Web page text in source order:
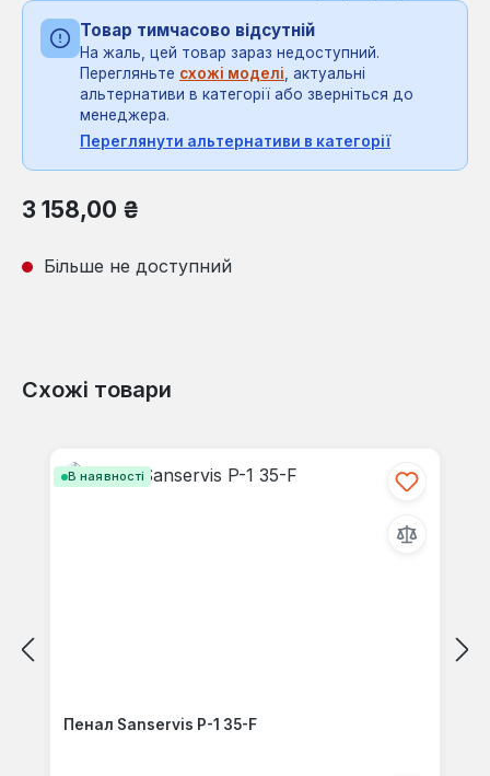
Товар тимчасово відсутній
На жаль, цей товар зараз недоступний.
Перегляньте схожі моделі, актуальні
альтернативи в категорії або зверніться до
менеджера.
Переглянути альтернативи в категорії
Звичайна ціна:
3 158,00 ₴
Більше не доступний
Схожі товари
В наявності
Пенал Sanservis P-1 35-F